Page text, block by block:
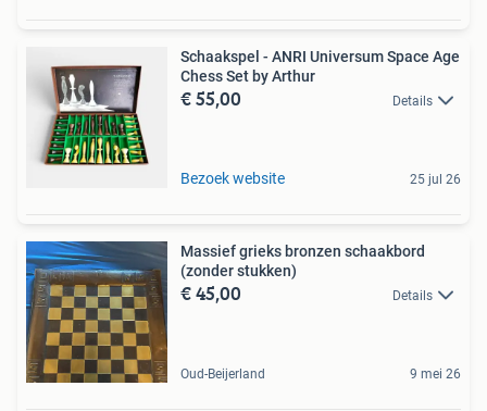
Schaakspel - ANRI Universum Space Age
Chess Set by Arthur
€ 55,00 Details
Bezoek website 25 jul 26
Massief grieks bronzen schaakbord
(zonder stukken)
€ 45,00 Details
Oud-Beijerland 9 mei 26